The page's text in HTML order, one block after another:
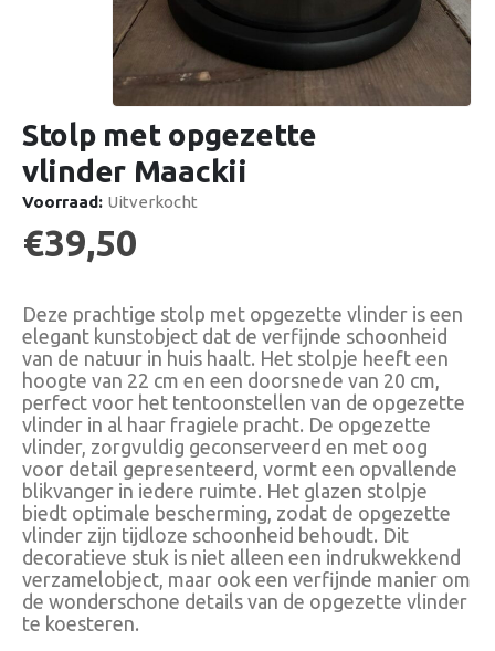
Stolp met opgezette
vlinder Maackii
Voorraad: Uitverkocht
€39,50
Deze prachtige stolp met opgezette vlinder is een
elegant kunstobject dat de verfijnde schoonheid
van de natuur in huis haalt. Het stolpje heeft een
hoogte van 22 cm en een doorsnede van 20 cm,
perfect voor het tentoonstellen van de opgezette
vlinder in al haar fragiele pracht. De opgezette
vlinder, zorgvuldig geconserveerd en met oog
voor detail gepresenteerd, vormt een opvallende
blikvanger in iedere ruimte. Het glazen stolpje
biedt optimale bescherming, zodat de opgezette
vlinder zijn tijdloze schoonheid behoudt. Dit
decoratieve stuk is niet alleen een indrukwekkend
verzamelobject, maar ook een verfijnde manier om
de wonderschone details van de opgezette vlinder
te koesteren.